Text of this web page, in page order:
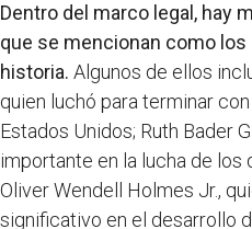
Dentro del marco legal, hay
que se mencionan como
historia. Algunos de ellos
quien luchó para terminar
Estados Unidos; Ruth Bader
importante en la lucha de
Oliver Wendell Holmes Jr.,
significativo en el desarrollo